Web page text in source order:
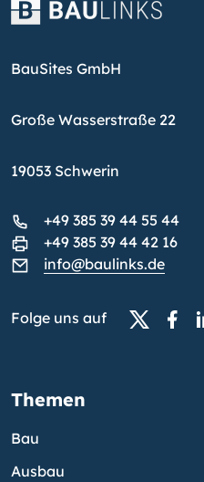
BauSites GmbH
Große Wasserstraße 22
19053 Schwerin
+49 385 39 44 55 44
+49 385 39 44 42 16
info@baulinks.de
Folge uns auf
Themen
Bau
Ausbau